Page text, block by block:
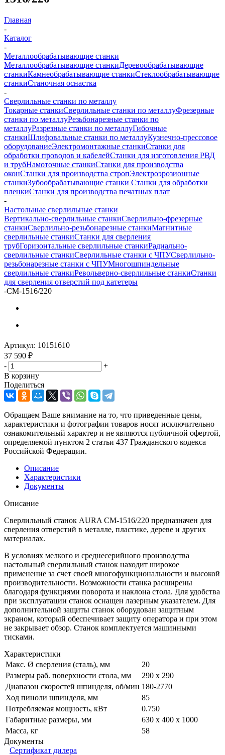
Главная
-
Каталог
-
Металлообрабатывающие станки
Металлообрабатывающие станкиДеревообрабатывающие
станкиКамнеобрабатывающие станкиСтеклообрабатывающие
станкиСтаночная оснастка
-
Сверлильные станки по металлу
Токарные станкиСверлильные станки по металлуФрезерные
станки по металлуРезьбонарезные станки по
металлуРазрезные станки по металлуГибочные
станкиШлифовальные станки по металлуКузнечно-прессовое
оборудованиеЭлектромонтажные станкиСтанки для
обработки проводов и кабелейСтанки для изготовления РВД
и трубНамоточные станкиСтанки для производства
оконСтанки для производства стропЭлектроэрозионные
станкиЗубообрабатывающие станки Станки для обработки
пленкиСтанки для производства печатных плат
-
Настольные сверлильные станки
Вертикально-сверлильные станкиСверлильно-фрезерные
станкиСверлильно-резьбонарезные станкиМагнитные
сверлильные станкиСтанки для сверления
трубГоризонтальные сверлильные станкиРадиально-
сверлильные станкиСверлильные станки с ЧПУСверлильно-
резьбонарезные станки с ЧПУМногошпиндельные
сверлильные станкиРевольверно-сверлильные станкиСтанки
для сверления отверстий под катетеры
-CM-1516/220
Артикул: 10151610
37 590 ₽
-
+
В корзину
Поделиться
Обращаем Ваше внимание на то, что приведенные цены,
характеристики и фотографии товаров носят исключительно
ознакомительный характер и не являются публичной офертой,
определяемой пунктом 2 статьи 437 Гражданского кодекса
Российской Федерации.
Описание
Характеристики
Документы
Описание
Сверлильный станок AURA CM-1516/220 предназначен для
сверления отверстий в металле, пластике, дереве и других
материалах.
В условиях мелкого и среднесерийного производства
настольный сверлильный станок находит широкое
применение за счет своей многофункциональности и высокой
производительности. Возможности станка расширены
благодаря функциями поворота и наклона стола. Для удобства
при эксплуатации станок оснащен лазерным указателем. Для
дополнительной защиты станок оборудован защитным
экраном, который обеспечивает защиту оператора и при этом
не закрывает обзор. Станок комплектуется машинными
тисками.
Характеристики
Макс. Ø сверления (сталь), мм
20
Размеры раб. поверхности стола, мм
290 х 290
Диапазон скоростей шпинделя, об/мин 180-2770
Ход пиноли шпинделя, мм
85
Потребляемая мощность, кВт
0.750
Габаритные размеры, мм
630 х 400 х 1000
Масса, кг
58
Документы
Сертификат дилера